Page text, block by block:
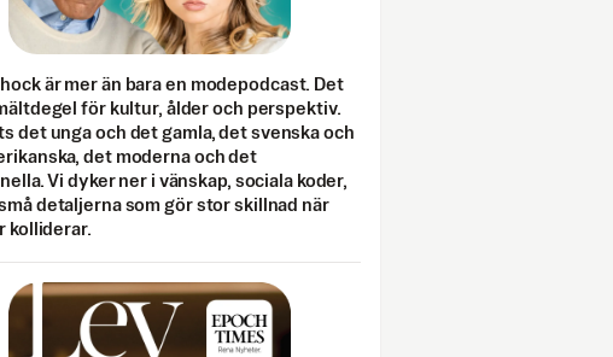
är mer än bara en modepodcast. Det
för kultur, ålder och perspektiv.
det unga och det gamla, det svenska och
det moderna och det
Vi dyker ner i vänskap, sociala koder,
detaljerna som gör stor skillnad när
kolliderar.